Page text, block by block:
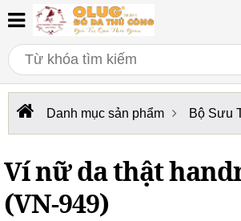
Danh mục sản phẩm Bộ Sưu
Ví nữ da thật
(VN-949)